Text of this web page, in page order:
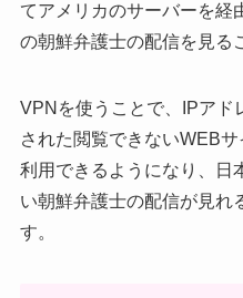
てアメリカのサーバーを経
の朝鮮弁護士の配信を見る
VPNを使うことで、IPアド
された閲覧できないWEB
利用できるようになり、日
い朝鮮弁護士の配信が見れ
す。